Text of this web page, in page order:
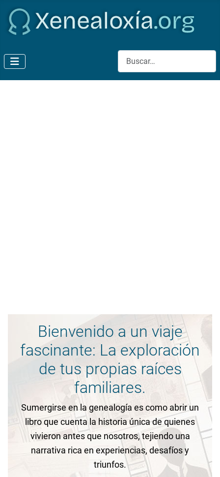
Buscar
Bienvenido a un viaje
fascinante: La exploración
de tus propias raíces
familiares.
Sumergirse en la genealogía es como abrir un
libro que cuenta la historia única de quienes
vivieron antes que nosotros, tejiendo una
narrativa rica en experiencias, desafíos y
triunfos.